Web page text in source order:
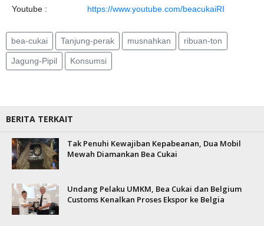
Youtube : https://www.youtube.com/beacukaiRI
bea-cukai Tanjung-perak musnahkan ribuan-ton
Jagung-Pipil Konsumsi
BERITA TERKAIT
Tak Penuhi Kewajiban Kepabeanan, Dua Mobil
Mewah Diamankan Bea Cukai
Undang Pelaku UMKM, Bea Cukai dan Belgium
Customs Kenalkan Proses Ekspor ke Belgia